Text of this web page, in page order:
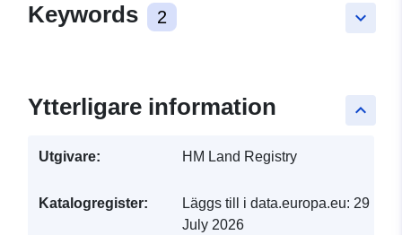
keyboard_arrow_down
Keywords 2
keyboard_arrow_up
Ytterligare information
Utgivare: HM Land Registry
Katalogregister: Läggs till i data.europa.eu: 29
July 2026